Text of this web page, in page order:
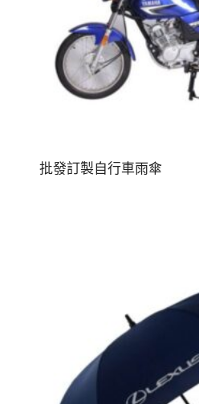
批發訂製自行車雨傘